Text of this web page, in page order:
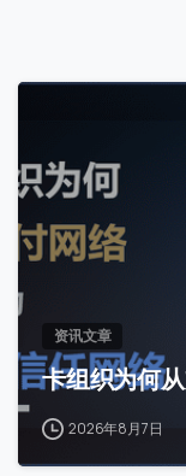
资讯文章
卡组织为何
2026年8月7日